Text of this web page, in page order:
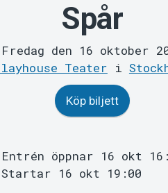
Spår
Fredag den 16 oktober
Teater i
Köp biljett
Entrén öppnar 16 okt
Startar 16 okt 19:00